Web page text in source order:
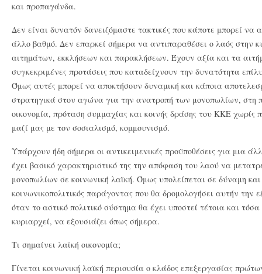
και προπαγάνδα.
Δεν είναι δυνατόν δανειζόμαστε τακτικές που κάποτε μπορεί να
άλλο βαθμό. Δεν επαρκεί σήμερα να αντιπαραθέσει ο λαός στην
αιτημάτων, εκκλήσεων και παρακλήσεων. Έχουν αξία και τα
συγκεκριμένες προτάσεις που καταδείχνουν την δυνατότητα
Όμως αυτές μπορεί να αποκτήσουν δυναμική και κάποια
στρατηγικά στον αγώνα για την ανατροπή των μονοπωλίων, στη
οικονομία, πρόταση συμμαχίας και κοινής δράσης του ΚΚΕ
μαζί μας με τον σοσιαλισμό, κομμουνισμό.
Υπάρχουν ήδη σήμερα οι αντικειμενικές προϋποθέσεις για μια
έχει βασικό χαρακτηριστικό της την απόφαση του λαού να
μονοπωλίων σε κοινωνική λαϊκή. Όμως υπολείπεται σε δύναμη
κοινωνικοπολιτικός παράγοντας που θα δρομολογήσει αυτήν την
όταν το αστικό πολιτικό σύστημα θα έχει υποστεί τέτοια και
κυριαρχεί, να εξουσιάζει όπως σήμερα.
Τι σημαίνει λαϊκή οικονομία;
Γίνεται κοινωνική λαϊκή περιουσία ο κλάδος επεξεργασίας